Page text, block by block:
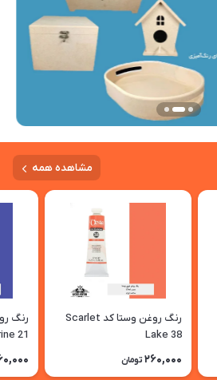
مشاهده همه
رنگ روغن وستا کد Scarlet
Lake 38
260,000 تومان
21